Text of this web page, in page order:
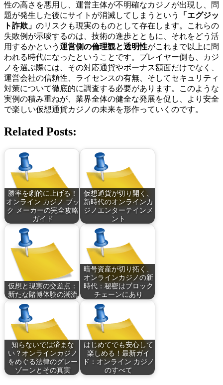
性の高さを悪用し、運営主体が不明確なカジノが出現し、問
題が発生した後にサイトが消滅してしまうという
「エグジッ
ト詐欺」 のリスクも現実のものとして存在します。これらの
失敗例が示唆するのは、技術の進歩とともに、それをどう活
用するかという 運営側の倫理観と透明性がこれまで以上に問
われる時代になったということです。プレイヤー側も、カジ
ノを選ぶ際には、その対応通貨やボーナス額面だけでなく、
運営会社の信頼性、ライセンスの有無、そしてセキュリティ
対策について徹底的に調査する必要があります。このような
実例の積み重ねが、業界全体の健全な発展を促し、より安全
で楽しい仮想通貨カジノの未来を形作っていくのです。
Related Posts:
勝率を劇的に上げる！
オンライン カジノ ブッ
ク メーカーの完全攻略
ガイド
仮想通貨が切り開く、
新時代のオンラインカ
ジノエンターテインメ
ント
仮想と現実の交差点：
新たな賭博体験の潮流
暗号資産が切り拓く、
オンラインカジノの新
時代：秘密はブロック
チェーンにあり
知らないでは済まな
い？オンラインカジノ
をめぐる法律のグレー
ゾーンとその真実
はじめてでも安心して
楽しめる！最新ガイ
ド：オンライン カジノ
のすべて